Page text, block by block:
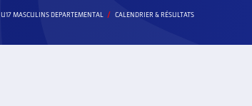
U17 MASCULINS DEPARTEMENTAL CALENDRIER & RÉSULTATS